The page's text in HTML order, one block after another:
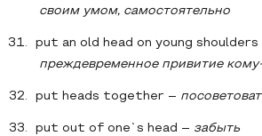
своим умом, самостоятельно
put an old head on young shoulders
преждевременное привитие кому
put heads together –
put out of one`s head – забыть